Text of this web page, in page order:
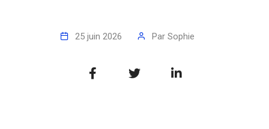
25 juin 2026 Par Sophie